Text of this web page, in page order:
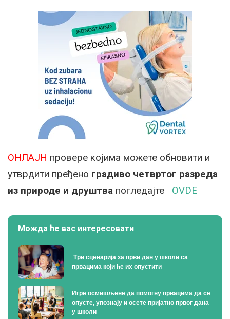
ОНЛАЈН провере којима можете обновити и
утврдити пређено градиво четвртог разреда
из природе и друштва погледајте OVDE
Можда ће вас интересовати
Tри сценарија за први дан у школи са
првацима који ће их опустити
Игре осмишљене да помогну првацима да се
опусте, упознају и осете пријатно првог дана
у школи